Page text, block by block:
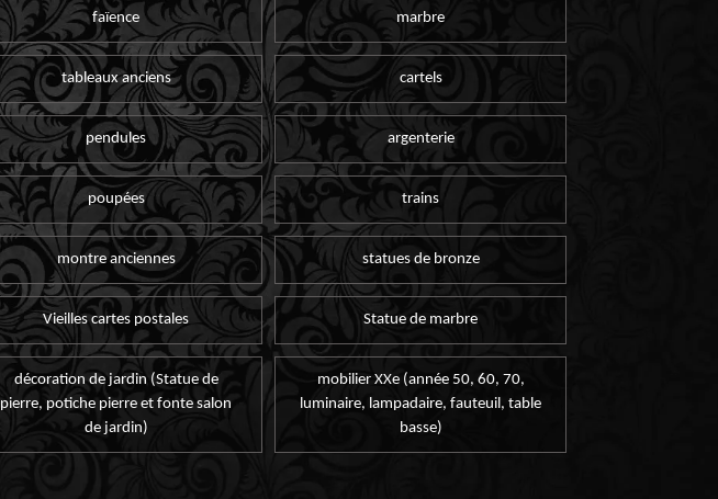
faïence marbre
tableaux anciens cartels
pendules argenterie
poupées trains
montre anciennes statues de bronze
Vieilles cartes postales Statue de marbre
décoration de jardin (Statue de
pierre, potiche pierre et fonte salon
de jardin)
mobilier XXe (année 50, 60, 70,
luminaire, lampadaire, fauteuil, table
basse)